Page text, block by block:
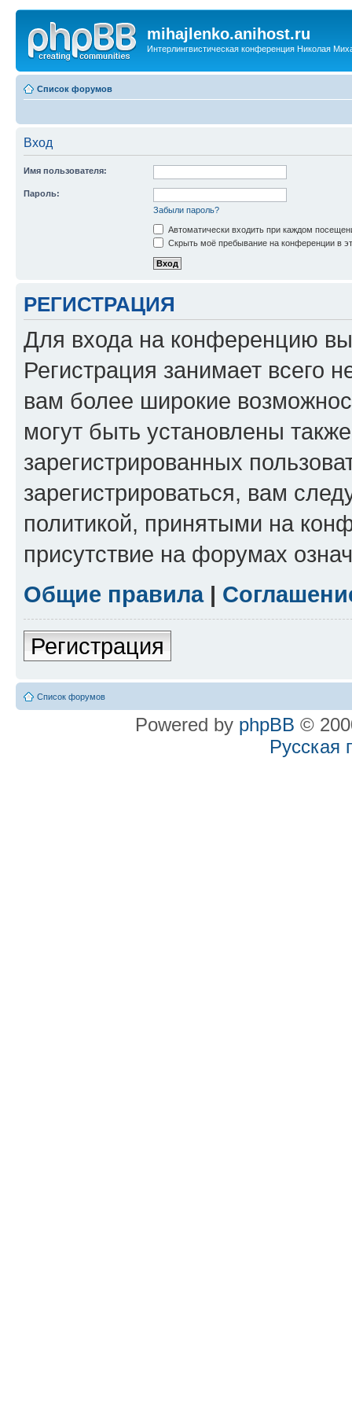
mihajlenko.anihost.ru
Интерлингвистическая конференция Николая
Список форумов
Вход
Имя пользователя:
Пароль:
Забыли пароль?
Автоматически входить при каждом
Скрыть моё пребывание на конференции в
РЕГИСТРАЦИЯ
Для входа на конференцию
Регистрация занимает всего
вам более широкие
могут быть установлены
зарегистрированных
зарегистрироваться, вам
политикой, принятыми на
присутствие на форумах
Общие правила|
Регистрация
Список форумов
Powered by phpBB ©
Русская